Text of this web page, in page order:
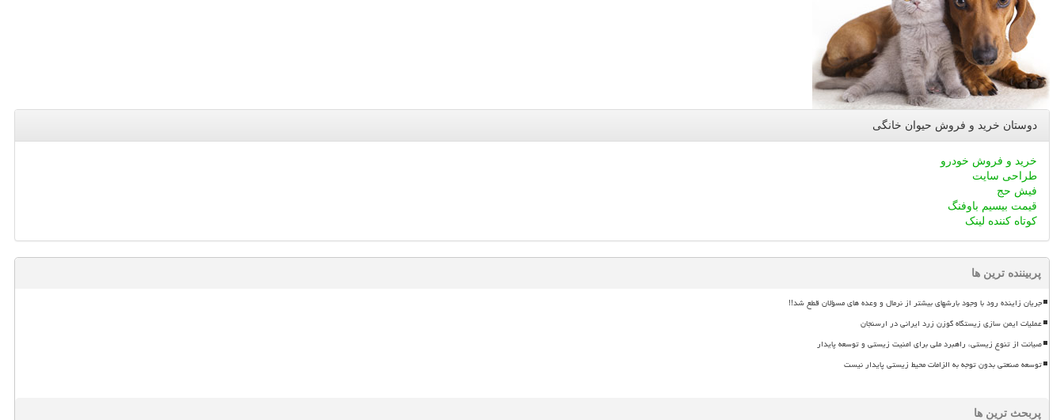
دوستان خرید و فروش حیوان خانگی
خرید و فروش خودرو
طراحی سایت
فیش حج
قیمت بیسیم باوفنگ
کوتاه کننده لینک
پربیننده ترین ها
جریان زاینده رود با وجود بارشهای بیشتر از نرمال و وعده های مسؤلان قطع شد!!
عملیات ایمن سازی زیستگاه گوزن زرد ایرانی در ارسنجان
صیانت از تنوع زیستی، راهبرد ملی برای امنیت زیستی و توسعه پایدار
توسعه صنعتی بدون توجه به الزامات محیط زیستی پایدار نیست
پربحث ترین ها